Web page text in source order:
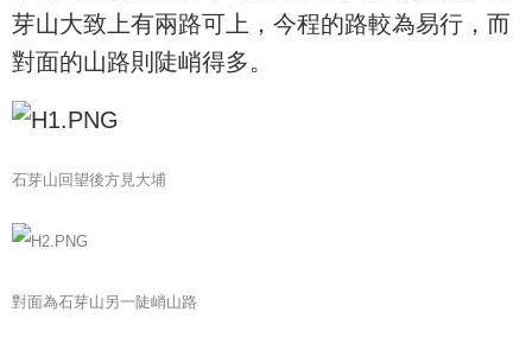
芽山大致上有兩路可上，今程的路較為易行，而
對面的山路則陡峭得多。
石芽山回望後方見大埔
對面為石芽山另一陡峭山路